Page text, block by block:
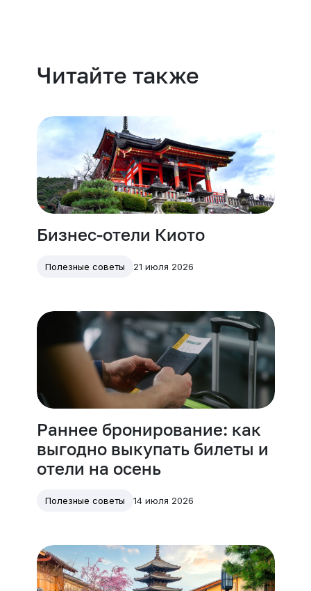
Читайте также
Бизнес-отели Киото
Полезные советы 21 июля 2026
Раннее бронирование: как
выгодно выкупать билеты и
отели на осень
Полезные советы 14 июля 2026